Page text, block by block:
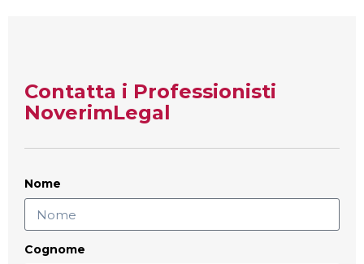
Contatta i Professionisti
NoverimLegal
Nome
Cognome